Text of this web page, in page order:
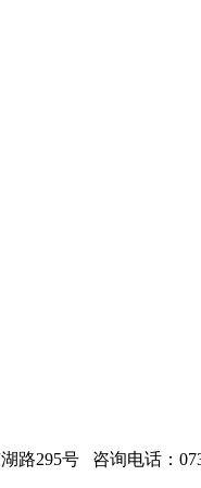
路295号 咨询电话：